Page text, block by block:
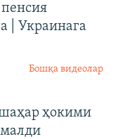
| Украинага
Бошқа видеолар
ҳокими